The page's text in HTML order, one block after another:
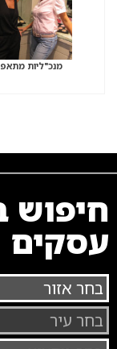
מנכ"ליות
חיפוש
עסקים